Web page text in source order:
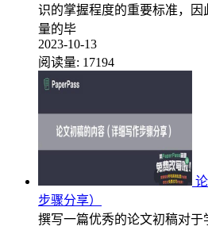
识的掌握程度的重要标准，
量的毕
2023-10-13
阅读量: 17194
步骤分享）
撰写一篇优秀的论文初稿对